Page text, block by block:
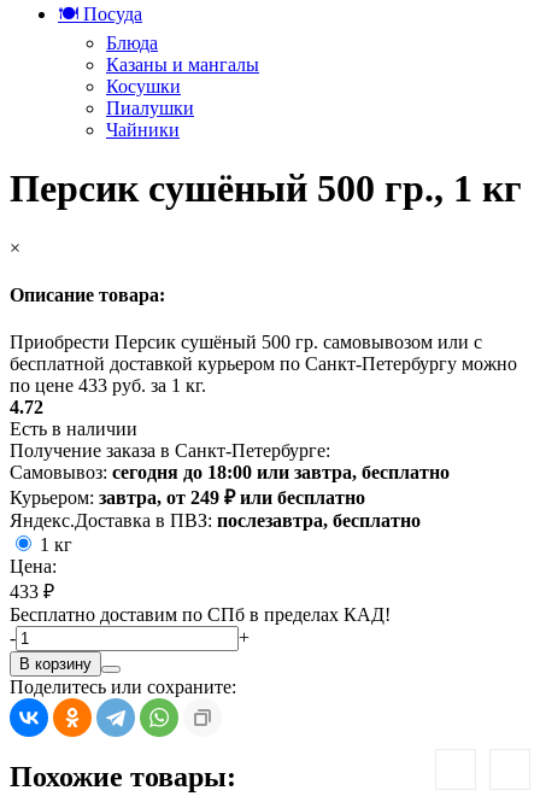
🍽️ Посуда
Блюда
Казаны и мангалы
Косушки
Пиалушки
Чайники
Персик сушёный 500 гр., 1 кг
×
Описание товара:
Приобрести Персик сушёный 500 гр. самовывозом или с
бесплатной доставкой курьером по Санкт-Петербургу можно
по цене 433 руб. за 1 кг.
4.72
Есть в наличии
Получение заказа в Санкт-Петербурге:
Самовывоз: сегодня до 18:00 или завтра, бесплатно
Курьером: завтра, от 249 ₽ или бесплатно
Яндекс.Доставка в ПВЗ: послезавтра, бесплатно
1 кг
Цена:
433 ₽
Бесплатно доставим по СПб в пределах КАД!
-
+
В корзину
Поделитесь или сохраните:
Похожие товары: